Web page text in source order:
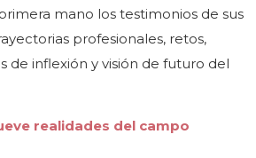
mano los testimonios de sus
profesionales, retos,
de inflexión y visión de futuro del
realidades del campo